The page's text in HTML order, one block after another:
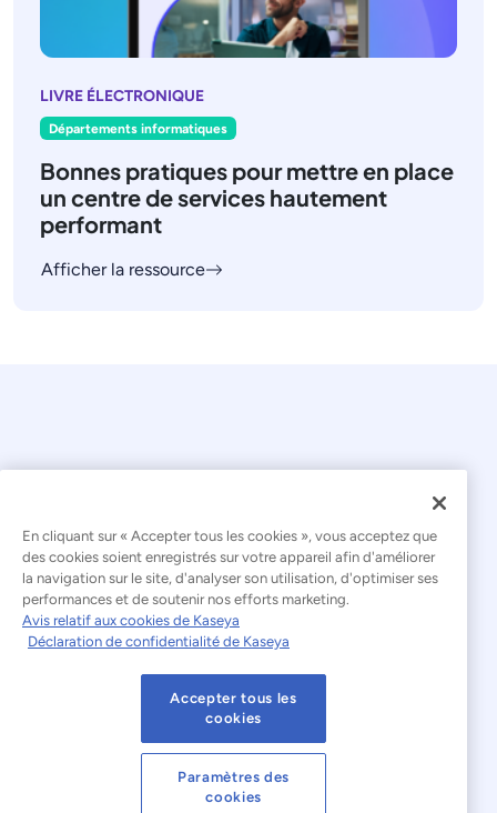
LIVRE ÉLECTRONIQUE
Départements informatiques
Bonnes pratiques pour mettre en place
un centre de services hautement
performant
Afficher la ressource
© 2026 Kaseya. Tous droits réservés.
Français
Déclaration relative à l'esclavage moderne
Mentions légales
Conditions d'utilisation du site web
Déclaration de confidentialité
En cliquant sur « Accepter tous les cookies », vous acceptez que
des cookies soient enregistrés sur votre appareil afin d'améliorer
la navigation sur le site, d'analyser son utilisation, d'optimiser ses
performances et de soutenir nos efforts marketing.
Avis relatif aux cookies de Kaseya
Déclaration de confidentialité de Kaseya
Accepter tous les
cookies
Paramètres des
cookies